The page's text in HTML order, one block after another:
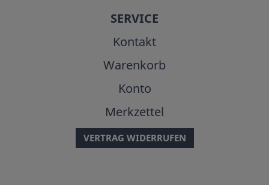
SERVICE
Kontakt
Warenkorb
Konto
Merkzettel
VERTRAG WIDERRUFEN